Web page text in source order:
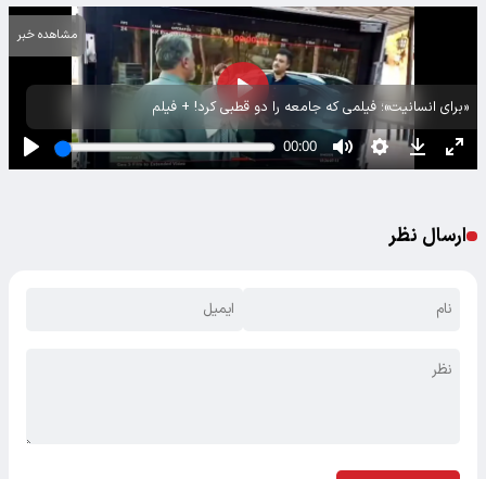
«برای انسانیت»؛ فیلمی که جامعه را دو قطبی کرد! + فیلم
مشاهده خبر
ارسال نظر